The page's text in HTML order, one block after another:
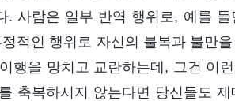
사람은 일부 반역 행위로, 예를
적인 행위로 자신의 불복과 불만
행을 망치고 교란하는데, 그건 이
축복하시지 않는다면 당신들도